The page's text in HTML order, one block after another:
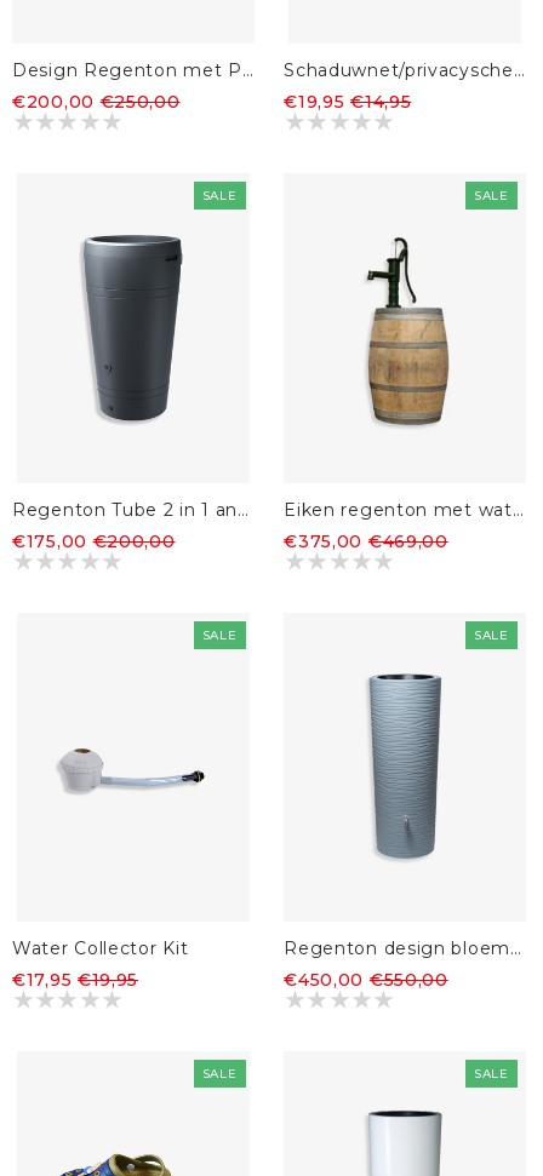
Design Regenton met Plantenbak Antraciet 150L
€200,00€250,00
Schaduwnet/privacyscherm 90% - 1,5 x 5m
€19,95€14,95
SALE
Regenton Tube 2 in 1 antraciet 230L
€175,00€200,00
SALE
Eiken regenton met waterpomp 225L
€375,00€469,00
SALE
Water Collector Kit
€17,95 €19,95
SALE
Regenton design bloembak 2 in 1 350L
€450,00€550,00
SALE SALE